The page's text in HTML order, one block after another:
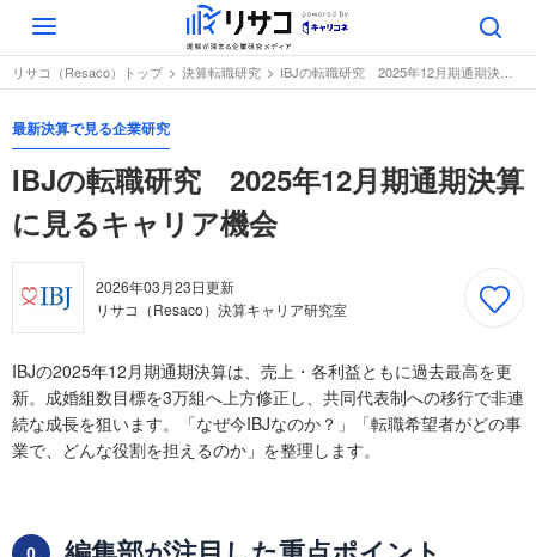
Toggle
navigation
リサコ（Resaco）トップ 決算転職研究 IBJの転職研究 2025年12月期通期決算に見るキャリア機会
最新決算で見る企業研究
IBJの転職研究 2025年12月期通期決算
に見るキャリア機会
2026年03月23日更新
リサコ（Resaco）決算キャリア研究室
IBJの2025年12月期通期決算は、売上・各利益ともに過去最高を更
新。成婚組数目標を3万組へ上方修正し、共同代表制への移行で非連
続な成長を狙います。「なぜ今IBJなのか？」「転職希望者がどの事
業で、どんな役割を担えるのか」を整理します。
0